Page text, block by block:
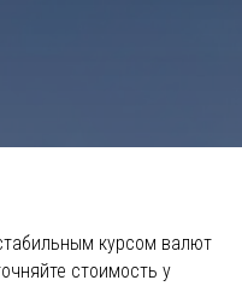
курсом валют
стоимость у